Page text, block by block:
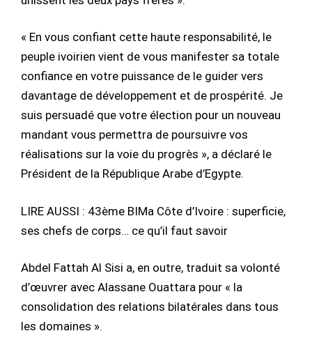
« En vous confiant cette haute responsabilité, le
peuple ivoirien vient de vous manifester sa totale
confiance en votre puissance de le guider vers
davantage de développement et de prospérité. Je
suis persuadé que votre élection pour un nouveau
mandant vous permettra de poursuivre vos
réalisations sur la voie du progrès », a déclaré le
Président de la République Arabe d’Egypte.
LIRE AUSSI : 43ème BIMa Côte d’Ivoire : superficie,
ses chefs de corps… ce qu’il faut savoir
Abdel Fattah Al Sisi a, en outre, traduit sa volonté
d’œuvrer avec Alassane Ouattara pour « la
consolidation des relations bilatérales dans tous
les domaines ».